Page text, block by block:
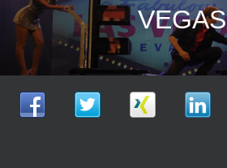
VEGAS